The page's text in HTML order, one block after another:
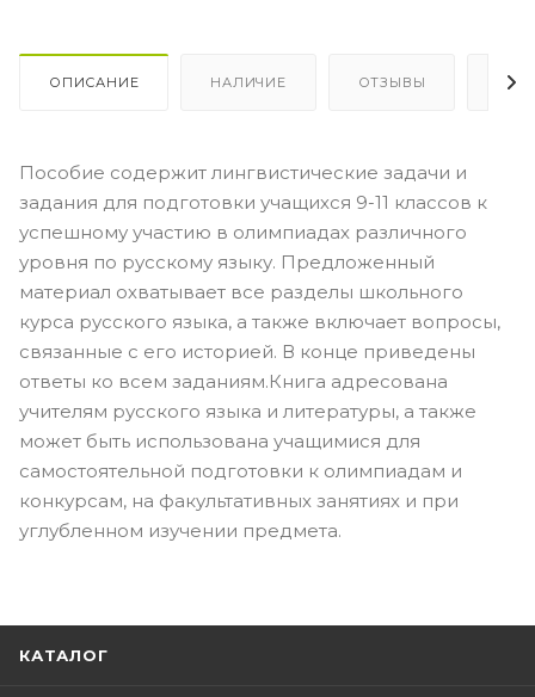
ОПИСАНИЕ НАЛИЧИЕ ОТЗЫВЫ
Пособие содержит лингвистические задачи и
задания для подготовки учащихся 9-11 классов к
успешному участию в олимпиадах различного
уровня по русскому языку. Предложенный
материал охватывает все разделы школьного
курса русского языка, а также включает вопросы,
связанные с его историей. В конце приведены
ответы ко всем заданиям.Книга адресована
учителям русского языка и литературы, а также
может быть использована учащимися для
самостоятельной подготовки к олимпиадам и
конкурсам, на факультативных занятиях и при
углубленном изучении предмета.
КАТАЛОГ